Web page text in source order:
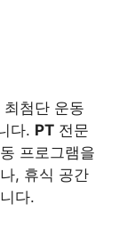
첨단 운동
다. PT 전문
프로그램을
, 휴식 공간
다.